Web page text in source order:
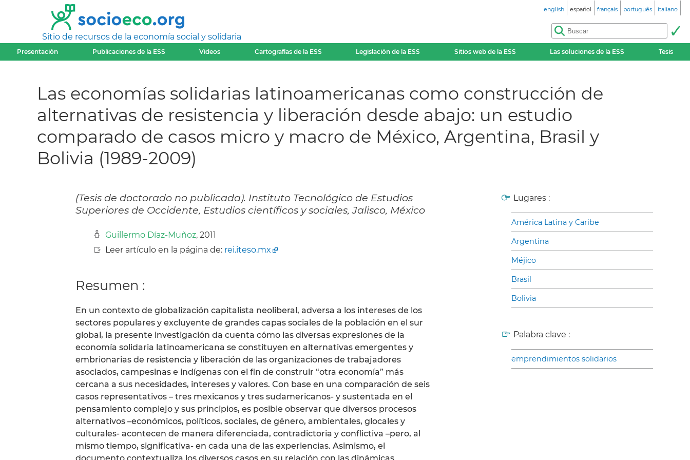
Sitio de recursos de la economía social y solidaria
english español français português italiano
Presentación Publicaciones de la ESS Videos Cartografías de la ESS Legislación de la ESS Sitios web de la ESS Las soluciones de la ESS Tesis
Las economías solidarias latinoamericanas como construcción de
alternativas de resistencia y liberación desde abajo: un estudio
comparado de casos micro y macro de México, Argentina, Brasil y
Bolivia (1989-2009)
(Tesis de doctorado no publicada). Instituto Tecnológico de Estudios
Superiores de Occidente, Estudios científicos y sociales, Jalisco, México
Guillermo Díaz-Muñoz, 2011
Leer artículo en la página de: rei.iteso.mx
Resumen :
En un contexto de globalización capitalista neoliberal, adversa a los intereses de los
sectores populares y excluyente de grandes capas sociales de la población en el sur
global, la presente investigación da cuenta cómo las diversas expresiones de la
economía solidaria latinoamericana se constituyen en alternativas emergentes y
embrionarias de resistencia y liberación de las organizaciones de trabajadores
asociados, campesinas e indígenas con el fin de construir “otra economía” más
cercana a sus necesidades, intereses y valores. Con base en una comparación de seis
casos representativos – tres mexicanos y tres sudamericanos- y sustentada en el
pensamiento complejo y sus principios, es posible observar que diversos procesos
alternativos –económicos, políticos, sociales, de género, ambientales, glocales y
culturales- acontecen de manera diferenciada, contradictoria y conflictiva –pero, al
mismo tiempo, significativa- en cada una de las experiencias. Asimismo, el
Lugares :
América Latina y Caribe
Argentina
Méjico
Brasil
Bolivia
Palabra clave :
emprendimientos solidarios